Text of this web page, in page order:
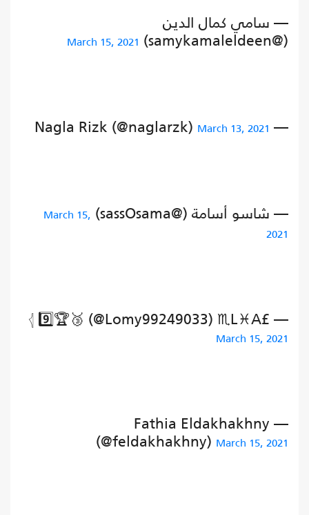
— سامي كمال الدين
(@samykamaleldeen)
March 15, 2021
— Nagla Rizk (@naglarzk)
March 13, 2021
— شاسو أسامة (@sassOsama)
March 15,
2021
— £L♓A♏ ‏‎‎𓂆 9️⃣🏆🥉 (@Lomy99249033)
March 15, 2021
— Fathia Eldakhakhny
(@feldakhakhny) March 15, 2021